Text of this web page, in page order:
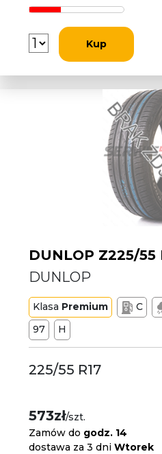
Kup
DUNLOP Z225/55
DUNLOP
Klasa Premium C
97
H
225/55 R17
573zł/szt.
Zamów do godz. 14
dostawa za 3 dniWtorek